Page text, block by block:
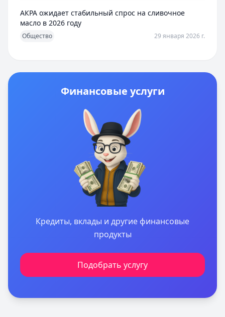
АКРА ожидает стабильный спрос на сливочное
масло в 2026 году
Общество 29 января 2026 г.
Финансовые услуги
Кредиты, вклады и другие финансовые
продукты
Подобрать услугу